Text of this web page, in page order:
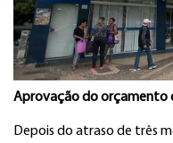
Aprovação do orçamento
Depois do atraso de três